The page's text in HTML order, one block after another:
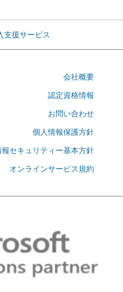
支援サービス
会社概要
認定資格情報
お問い合わせ
個人情報保護方針
報セキュリティー基本方針
オンラインサービス規約